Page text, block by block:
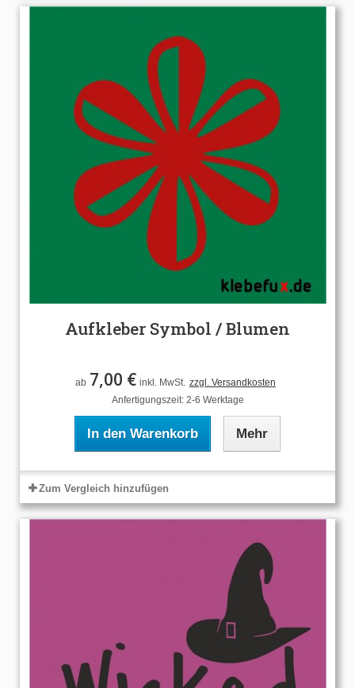
Aufkleber Symbol / Blumen
ab 7,00 € inkl. MwSt. zzgl. Versandkosten
Anfertigungszeit: 2-6 Werktage
In den Warenkorb Mehr
Zum Vergleich hinzufügen